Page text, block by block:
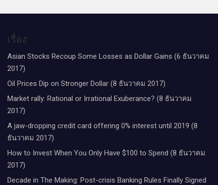
เรื่อง
Asian Stocks Recoup Some Losses as Dollar Gains (6 ธันวาคม
2017)
Oil Prices Dip on Stronger Dollar (8 ธันวาคม 2017)
Market rally: Rational or Irrational Exuberance? (8 ธันวาคม
2017)
A jaw-dropping credit card offering 0% interest until 2019 (8
ธันวาคม 2017)
How to Invest When You Only Have $100 to Spend (8 ธันวาคม
2017)
Decade in The Making: Post-crisis Banking Rules Finally Signed